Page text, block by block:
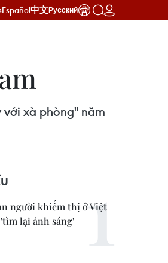
Español中文Русский
xà phòng" năm
người khiếm thị ở Việt
lại ánh sáng'